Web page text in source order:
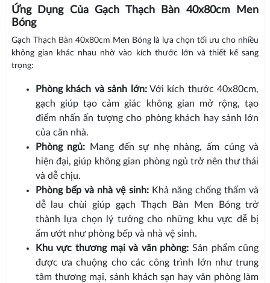
Ứng Dụng Của Gạch Thạch Bàn 40x80cm Men
Bóng
Gạch Thạch Bàn 40x80cm Men Bóng là lựa chọn tối ưu cho nhiều
không gian khác nhau nhờ vào kích thước lớn và thiết kế sang
trọng:
Phòng khách và sảnh lớn:Với kích thước 40x80cm,
gạch giúp tạo cảm giác không gian mở rộng, tạo
điểm nhấn ấn tượng cho phòng khách hay sảnh lớn
của căn nhà.
Phòng ngủ: Mang đến sự nhẹ nhàng, ấm cúng và
hiện đại, giúp không gian phòng ngủ trở nên thư thái
và dễ chịu.
Phòng bếp và nhà vệ sinh:Khả năng chống thấm và
dễ lau chùi giúp gạch Thạch Bàn Men Bóng trở
thành lựa chọn lý tưởng cho những khu vực dễ bị
ẩm ướt như phòng bếp và nhà vệ sinh.
Khu vực thương mại và văn phòng: Sản phẩm cũng
được ưa chuộng cho các công trình lớn như trung
tâm thương mại, sảnh khách sạn hay văn phòng làm